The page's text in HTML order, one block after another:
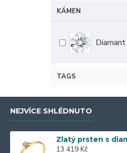
KÁMEN
Diamant
TAGS
NEJVÍCE SHLÉDNUTO
13 419 Kč